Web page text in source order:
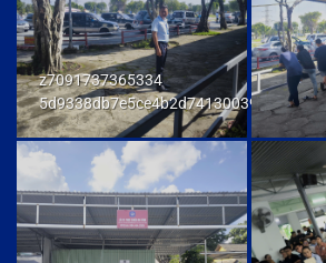
z7091737365334
5d9338db7e5ce4b2d741300392f80174